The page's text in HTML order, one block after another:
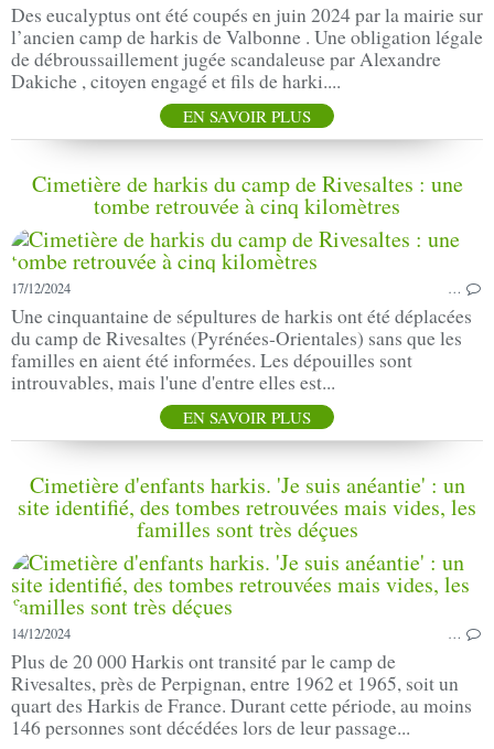
Des eucalyptus ont été coupés en juin 2024 par la mairie sur
l’ancien camp de harkis de Valbonne . Une obligation légale
de débroussaillement jugée scandaleuse par Alexandre
Dakiche , citoyen engagé et fils de harki....
EN SAVOIR PLUS
Cimetière de harkis du camp de Rivesaltes : une
tombe retrouvée à cinq kilomètres
17/12/2024 …
Une cinquantaine de sépultures de harkis ont été déplacées
du camp de Rivesaltes (Pyrénées-Orientales) sans que les
familles en aient été informées. Les dépouilles sont
introuvables, mais l'une d'entre elles est...
EN SAVOIR PLUS
Cimetière d'enfants harkis. 'Je suis anéantie' : un
site identifié, des tombes retrouvées mais vides, les
familles sont très déçues
14/12/2024 …
Plus de 20 000 Harkis ont transité par le camp de
Rivesaltes, près de Perpignan, entre 1962 et 1965, soit un
quart des Harkis de France. Durant cette période, au moins
146 personnes sont décédées lors de leur passage...